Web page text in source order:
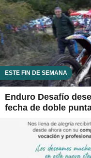
ESTE FIN DE SEMANA
Enduro Desafío
fecha de doble